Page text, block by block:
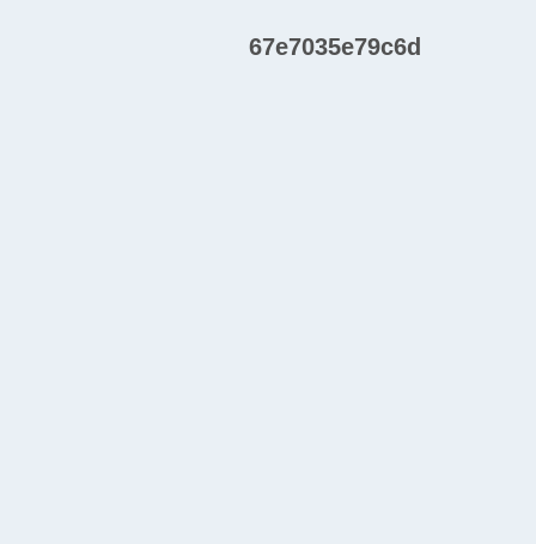
67e7035e79c6d